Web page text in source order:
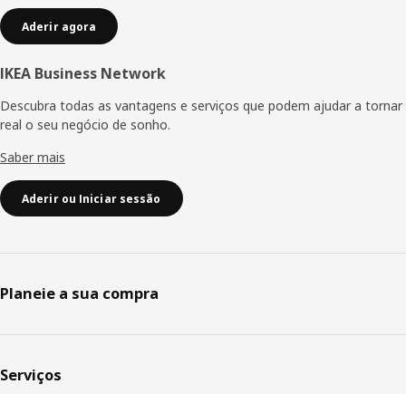
Aderir agora
IKEA Business Network
Descubra todas as vantagens e serviços que podem ajudar a tornar
real o seu negócio de sonho.
Saber mais
Aderir ou Iniciar sessão
Planeie a sua compra
Serviços